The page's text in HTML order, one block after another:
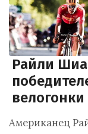
Райли
Американец